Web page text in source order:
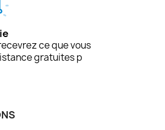
ce que vous
gratuites p